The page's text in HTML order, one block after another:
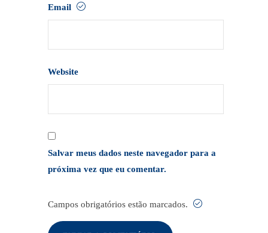
Email
Website
Salvar meus dados neste navegador para a
próxima vez que eu comentar.
Campos obrigatórios estão marcados.